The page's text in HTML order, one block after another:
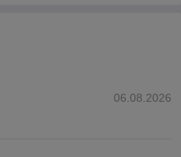
06.08.2026